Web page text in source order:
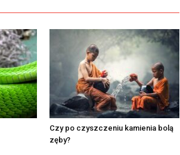
Czy po czyszczeniu kamienia bolą
zęby?